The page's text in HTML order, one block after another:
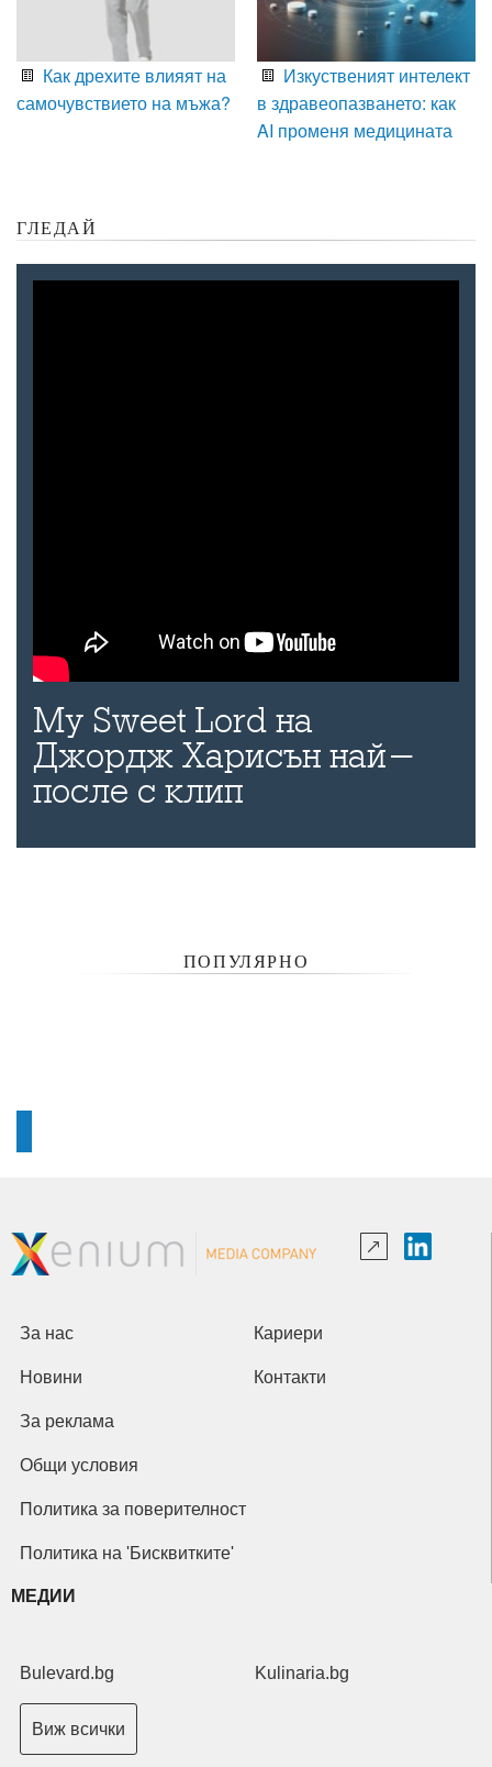
Как дрехите влияят на
самочувствието на мъжа?
Изкуственият интелект
в здравеопазването: как
AI променя медицината
ГЛЕДАЙ
My Sweet Lord на
Джордж Харисън най-
после с клип
ПОПУЛЯРНО
За нас Кариери
Новини Контакти
За реклама
Общи условия
Политика за поверителност
Политика на 'Бисквитките'
МЕДИИ
Bulevard.bg Kulinaria.bg
Виж всички